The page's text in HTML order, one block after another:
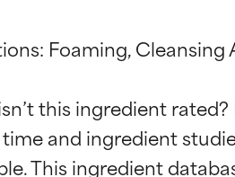
Foaming, Cleansing
this ingredient
and ingredient